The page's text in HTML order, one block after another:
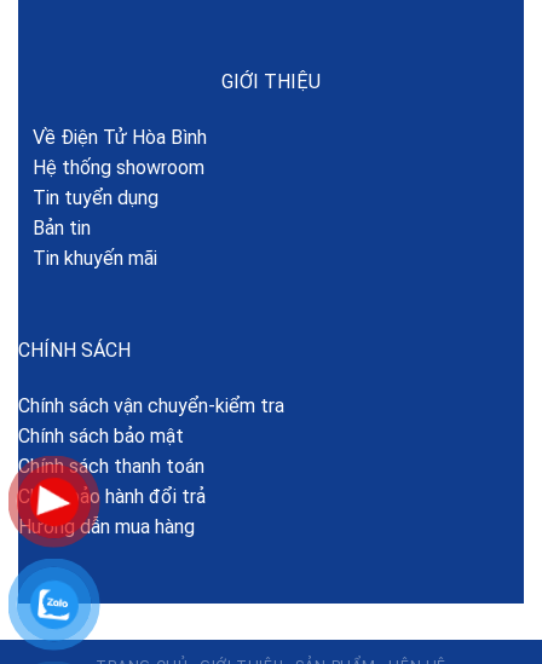
GIỚI THIỆU
Về Điện Tử Hòa Bình
Hệ thống showroom
Tin tuyển dụng
Bản tin
Tin khuyến mãi
CHÍNH SÁCH
Chính sách vận chuyển-kiểm tra
Chính sách bảo mật
Chính sách thanh toán
Chính bảo hành đổi trả
Hướng dẫn mua hàng